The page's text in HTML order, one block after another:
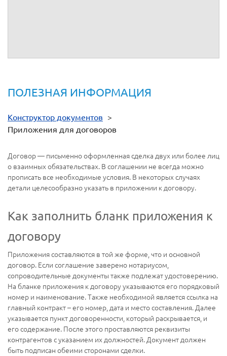
ПОЛЕЗНАЯ ИНФОРМАЦИЯ
Конструктор документов >
Приложения для договоров
Договор — письменно оформленная сделка двух или более лиц
о взаимных обязательствах. В соглашении не всегда можно
прописать все необходимые условия. В некоторых случаях
детали целесообразно указать в приложении к договору.
Как заполнить бланк приложения к
договору
Приложения составляются в той же форме, что и основной
договор. Если соглашение заверено нотариусом,
сопроводительные документы также подлежат удостоверению.
На бланке приложения к договору указываются его порядковый
номер и наименование. Также необходимой является ссылка на
главный контракт – его номер, дата и место составления. Далее
указывается пункт договоренности, который раскрывается, и
его содержание. После этого проставляются реквизиты
контрагентов с указанием их должностей. Документ должен
быть подписан обеими сторонами сделки.